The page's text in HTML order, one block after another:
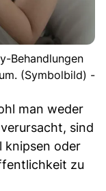
Behandlungen
(Symbolbild) -
man weder
sind
knipsen oder
zu